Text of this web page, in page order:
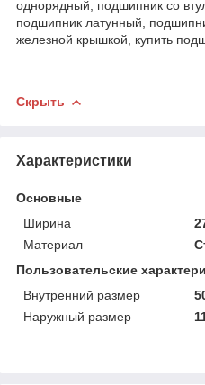
однорядный, подшипник со
подшипник латунный,
железной крышкой, купить
Скрыть
Характеристики
Основные
Ширина
Материал
Пользовательские
Внутренний размер
Наружный размер